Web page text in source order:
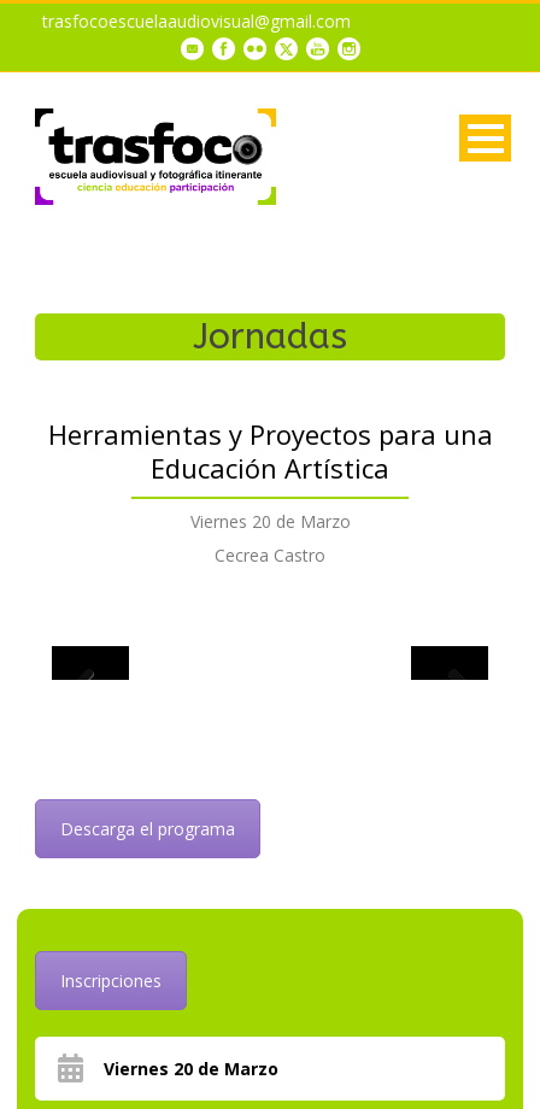
trasfocoescuelaaudiovisual@gmail.com
Jornadas
Herramientas y Proyectos para una
Educación Artística
Viernes 20 de Marzo
Cecrea Castro
Descarga el programa
Inscripciones
Viernes 20 de Marzo